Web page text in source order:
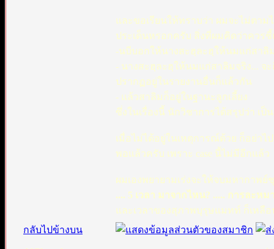
และขอเรียนให้ทราบว่า ผมจะไม่ตาม
ประเด็นหรอกครับ สิ่งที่ผมคิดว่าควร
-นบีบอกให้นางสะฮฺละฮฺให้นมแก่สาลิ
- นางสะฮฺละฮฺให้นมแก่สาลิมจริง... จ
ปรากฏอยู่ในรายงานอื่นก็แล้วกัน
- แล้วสาลิมก็อยู่ในฐานะลูกเลี้ยง
ซึ่งในเรื่องนี้ นักวิชาการได้สรุปว่า เ
เมื่อไม่ได้อยู่ในเหตุการณ์ด้วย ก็อย่า
พอแล้วครับ เพราะ case นี้ไม่มีอีกแล้ว
ผมเองพยายามเร่งจะให้จบมหากาพ
.... 5 เวลา มาจากไหน? ..... การละห
และเวลาของสุภาพบุรุษแมทท์ ก็เหลื
กลับไปข้างบน